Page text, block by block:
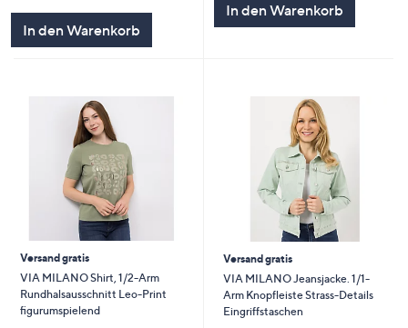
In den Warenkorb
In den Warenkorb
Versand gratis
VIA MILANO Shirt, 1/2-Arm
Rundhalsausschnitt Leo-Print
figurumspielend
Versand gratis
VIA MILANO Jeansjacke. 1/1-
Arm Knopfleiste Strass-Details
Eingriffstaschen